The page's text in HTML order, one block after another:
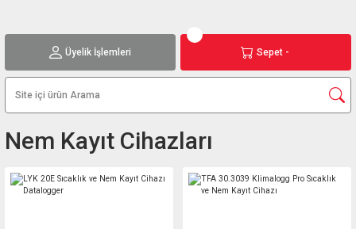
Üyelik İşlemleri Sepet -
Nem Kayıt Cihazları